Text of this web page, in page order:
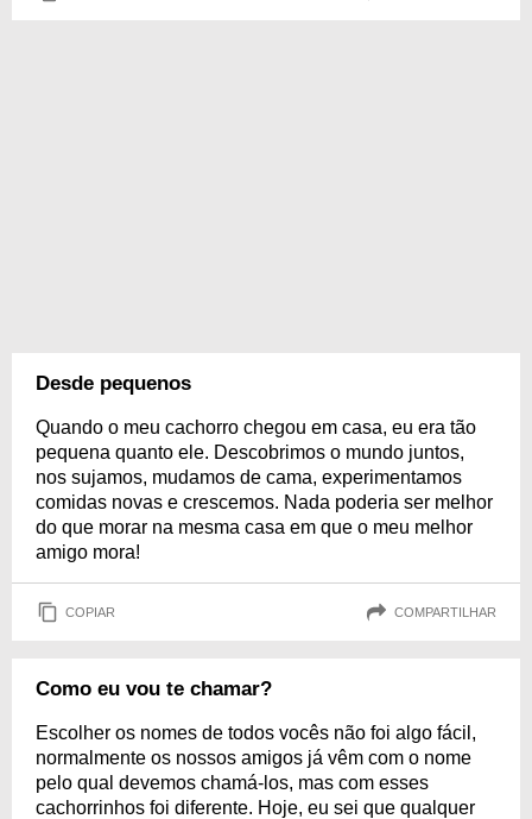
Desde pequenos
Quando o meu cachorro chegou em casa, eu era tão
pequena quanto ele. Descobrimos o mundo juntos,
nos sujamos, mudamos de cama, experimentamos
comidas novas e crescemos. Nada poderia ser melhor
do que morar na mesma casa em que o meu melhor
amigo mora!
COPIAR COMPARTILHAR
Como eu vou te chamar?
Escolher os nomes de todos vocês não foi algo fácil,
normalmente os nossos amigos já vêm com o nome
pelo qual devemos chamá-los, mas com esses
cachorrinhos foi diferente. Hoje, eu sei que qualquer